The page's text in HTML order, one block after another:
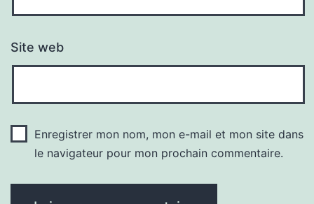
Site web
Enregistrer mon nom, mon e-mail et mon site dans
le navigateur pour mon prochain commentaire.